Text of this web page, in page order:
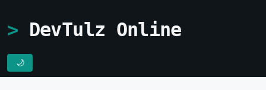
DevTulz Online
🌙